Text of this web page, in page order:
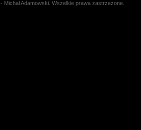
- Michał Adamowski. Wszelkie prawa zastrzeżone.